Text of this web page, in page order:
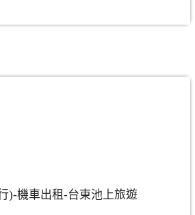
)-機車出租-台東池上旅遊